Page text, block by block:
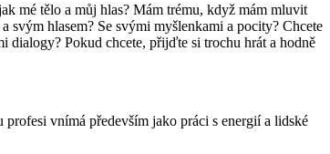
mé tělo a můj hlas? Mám trému, když mám mluvit
svým hlasem? Se svými myšlenkami a pocity? Chcete
dialogy? Pokud chcete, přijďte si trochu hrát a hodně
vnímá především jako práci s energií a lidské